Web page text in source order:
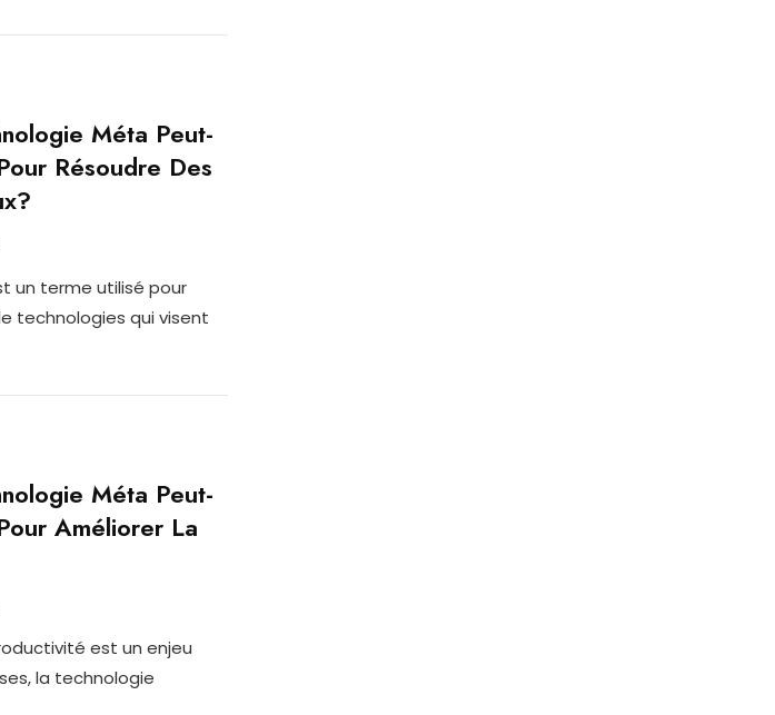
Méta Peut-
Résoudre Des
un terme utilisé pour
technologies qui visent
Méta Peut-
Améliorer La
est un enjeu
la technologie